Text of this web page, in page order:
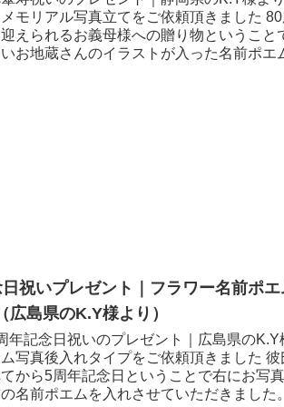
モリアル写真立てをご依頼頂きました 80
えられるお義母様への贈り物ということ
お地蔵さんのイラストが入った名前ポエ
祝いプレゼント｜フラワー名前ポ
広島県のK.Y様より ）
年記念日祝いのプレゼント｜広島県のK.Y
写真後入れタイプをご依頼頂きました 彼
から5周年記念日ということで右にお写
名前ポエムを入れさせていただきました